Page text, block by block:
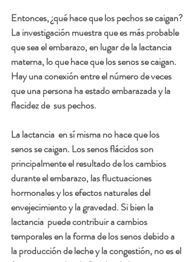
Entonces, ¿qué hace que los pechos se caigan?
La investigación muestra que es más probable
que sea el embarazo, en lugar de la lactancia
materna, lo que hace que los senos se caigan.
Hay una conexión entre el número de veces
que una persona ha estado embarazada y la
flacidez de  sus pechos.
La lactancia  en sí misma no hace que los
senos se caigan. Los senos flácidos son
principalmente el resultado de los cambios
durante el embarazo, las fluctuaciones
hormonales y los efectos naturales del
envejecimiento y la gravedad. Si bien la
lactancia  puede contribuir a cambios
temporales en la forma de los senos debido a
la producción de leche y la congestión, no es el